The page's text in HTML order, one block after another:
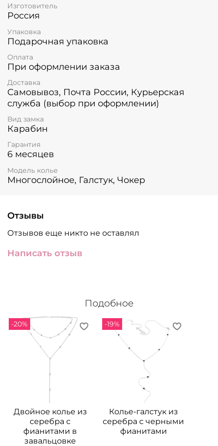
деловым стилем, так и с вечерними нарядами,
подчеркивая ваше чувство стиля и хорошего
вкуса.
Изготовитель
Россия
Упаковка
Подарочная упаковка
Оплата
При оформлении заказа
Доставка
Самовывоз, Почта России, Курьерская
служба (выбор при оформлении)
Вид замка
Карабин
Гарантия
6 месяцев
Модель колье
Многослойное, Галстук, Чокер
Отзывы
Отзывов еще никто не оставлял
Написать отзыв
Подобное
-20%
Двойное колье из
серебра с
фианитами в
завальцовке
-19%
Колье-галстук из
серебра с черными
фианитами